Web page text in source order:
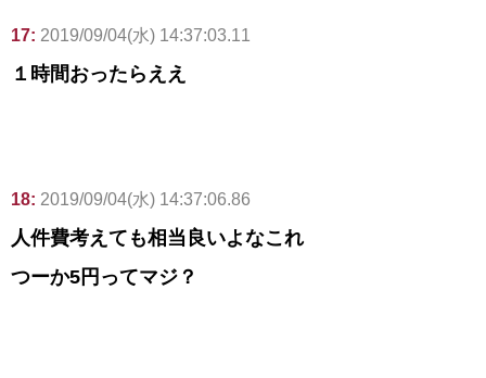
17: 2019/09/04(水) 14:37:03.11
１時間おったらええ
18: 2019/09/04(水) 14:37:06.86
人件費考えても相当良いよなこれ
つーか5円ってマジ？